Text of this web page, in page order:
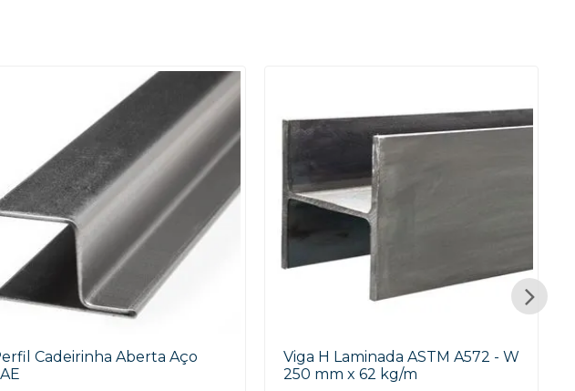
Cadeirinha Aberta Aço
Viga H Laminada ASTM A572 - W
250 mm x 62 kg/m